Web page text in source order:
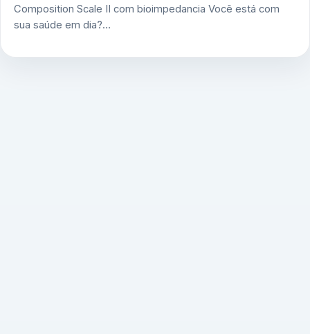
Composition Scale II com bioimpedancia Você está com
sua saúde em dia?…